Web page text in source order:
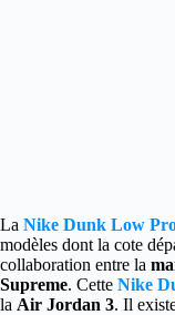
La Nike Dunk Low
modèles dont la cote
collaboration entre la
Supreme. Cette Nike
la Air Jordan 3. Il